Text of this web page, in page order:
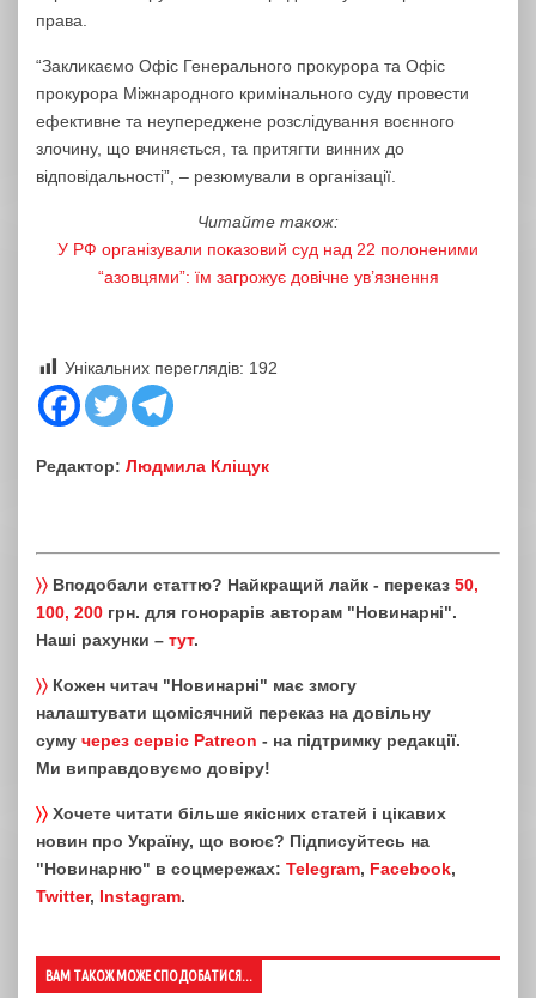
права.
“Закликаємо Офіс Генерального прокурора та Офіс
прокурора Міжнародного кримінального суду провести
ефективне та неупереджене розслідування воєнного
злочину, що вчиняється, та притягти винних до
відповідальності”, – резюмували в організації.
Читайте також:
У РФ організували показовий суд над 22 полоненими
“азовцями”: їм загрожує довічне ув’язнення
Унікальних переглядів: 192
Редактор: Людмила Кліщук
〉〉 Вподобали статтю? Найкращий лайк - переказ 50,
100, 200 грн. для гонорарів авторам "Новинарні".
Наші рахунки – тут.
〉〉 Кожен читач "Новинарні" має змогу
налаштувати щомісячний переказ на довільну
суму через сервіс Patreon - на підтримку редакції.
Ми виправдовуємо довіру!
〉〉 Хочете читати більше якісних статей і цікавих
новин про Україну, що воює? Підписуйтесь на
"Новинарню" в соцмережах: Telegram, Facebook,
Twitter, Instagram.
ВАМ ТАКОЖ МОЖЕ СПОДОБАТИСЯ...